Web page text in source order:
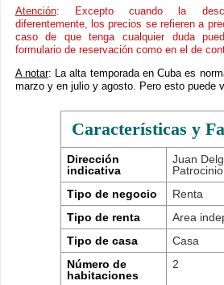
Atención: Excepto cuando la
diferentemente, los precios se refieren a
caso de que tenga cualquier duda
formulario de reservación como en el de
A notar: La alta temporada en Cuba es
marzo y en julio y agosto. Pero esto puede
Características y
Dirección
indicativa
Juan
Tipo de negocio
Renta
Tipo de renta
Area
Tipo de casa
Casa
Número de
habitaciones
2